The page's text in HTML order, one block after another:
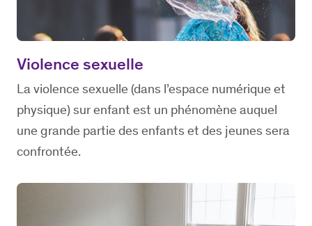
Violence sexuelle
La violence sexuelle (dans l’espace numérique et
physique) sur enfant est un phénomène auquel
une grande partie des enfants et des jeunes sera
confrontée.